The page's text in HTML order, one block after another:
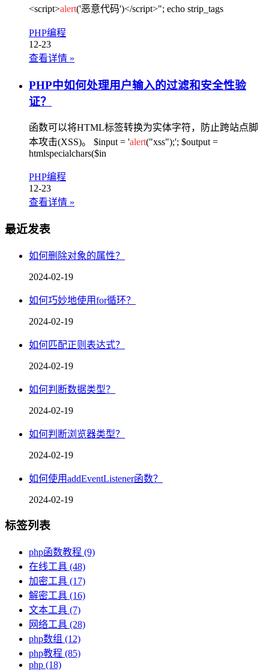
<script>alert('恶意代码')</script>"; echo strip_tags
PHP编程
12-23
查看详情 »
PHP中如何处理用户输入的过滤和安全性验
证？
函数可以将HTML标签转换为实体字符，防止跨站点脚
本攻击(XSS)。 $input = 'alert("xss");'; $output =
htmlspecialchars($in
PHP编程
12-23
查看详情 »
最近发表
如何删除对象的属性？
2024-02-19
如何巧妙地使用for循环？
2024-02-19
如何匹配正则表达式？
2024-02-19
如何判断数据类型？
2024-02-19
如何判断浏览器类型？
2024-02-19
如何使用addEventListener函数？
2024-02-19
标签列表
php函数教程 (9)
在线工具 (48)
加密工具 (17)
解密工具 (16)
文本工具 (7)
网络工具 (28)
php数组 (12)
php教程 (85)
php (18)